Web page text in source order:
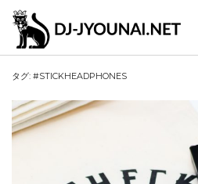
タグ: #STICKHEADPHONES